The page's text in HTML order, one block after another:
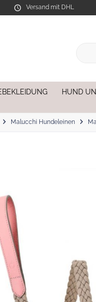
Versand mit DHL
HUND
Malucchi Hundeleinen